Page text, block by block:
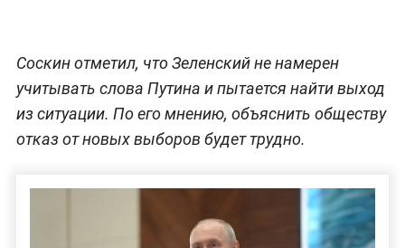
Соскин отметил, что Зеленский не намерен
учитывать слова Путина и пытается найти выход
из ситуации. По его мнению, объяснить обществу
отказ от новых выборов будет трудно.